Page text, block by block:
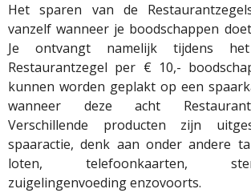
Het sparen van de
vanzelf wanneer je boodschappen
Je ontvangt namelijk tijdens
Restaurantzegel per € 10,-
kunnen worden geplakt op een
wanneer deze acht
Verschillende producten zijn
spaaractie, denk aan onder andere
loten, telefoonkaarten,
zuigelingenvoeding enzovoorts.